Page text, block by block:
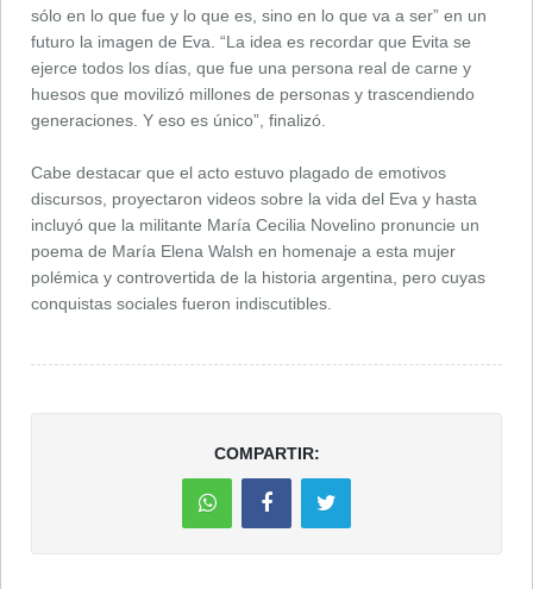
sólo en lo que fue y lo que es, sino en lo que va a ser” en un
futuro la imagen de Eva. “La idea es recordar que Evita se
ejerce todos los días, que fue una persona real de carne y
huesos que movilizó millones de personas y trascendiendo
generaciones. Y eso es único”, finalizó.
Cabe destacar que el acto estuvo plagado de emotivos
discursos, proyectaron videos sobre la vida del Eva y hasta
incluyó que la militante María Cecilia Novelino pronuncie un
poema de María Elena Walsh en homenaje a esta mujer
polémica y controvertida de la historia argentina, pero cuyas
conquistas sociales fueron indiscutibles.
COMPARTIR: